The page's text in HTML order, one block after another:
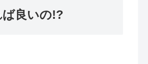
良いの!?